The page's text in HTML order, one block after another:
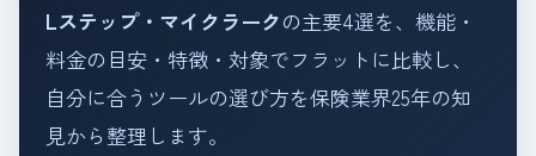
Lステップ・マイクラークの主要4選を、機能・
料金の目安・特徴・対象でフラットに比較し、
自分に合うツールの選び方を保険業界25年の知
見から整理します。